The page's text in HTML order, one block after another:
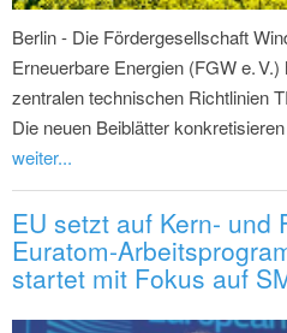
Berlin - Die Fördergesellschaft
Erneuerbare Energien (FGW e.
zentralen technischen Richtlinien
Die neuen Beiblätter
weiter...
EU setzt auf Kern- und
Euratom-
startet mit Fokus auf